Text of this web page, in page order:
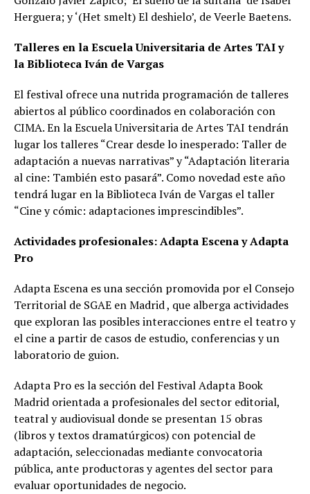
Herguera; y ‘(Het smelt) El deshielo’, de Veerle Baetens.
Talleres en la Escuela Universitaria de Artes TAI y
la Biblioteca Iván de Vargas
El festival ofrece una nutrida programación de talleres
abiertos al público coordinados en colaboración con
CIMA. En la Escuela Universitaria de Artes TAI tendrán
lugar los talleres “Crear desde lo inesperado: Taller de
adaptación a nuevas narrativas” y “Adaptación literaria
al cine: También esto pasará”. Como novedad este año
tendrá lugar en la Biblioteca Iván de Vargas el taller
“Cine y cómic: adaptaciones imprescindibles”.
Actividades profesionales: Adapta Escena y Adapta
Pro
Adapta Escena es una sección promovida por el Consejo
Territorial de SGAE en Madrid , que alberga actividades
que exploran las posibles interacciones entre el teatro y
el cine a partir de casos de estudio, conferencias y un
laboratorio de guion.
Adapta Pro es la sección del Festival Adapta Book
Madrid orientada a profesionales del sector editorial,
teatral y audiovisual donde se presentan 15 obras
(libros y textos dramatúrgicos) con potencial de
adaptación, seleccionadas mediante convocatoria
pública, ante productoras y agentes del sector para
evaluar oportunidades de negocio.